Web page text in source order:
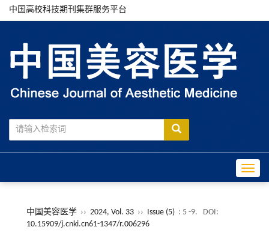
中国高校科技期刊集群服务平台
中国美容医学 ›› 2024, Vol. 33 ›› Issue (5) : 5 -9.
DOI:
10.15909/j.cnki.cn61-1347/r.006296